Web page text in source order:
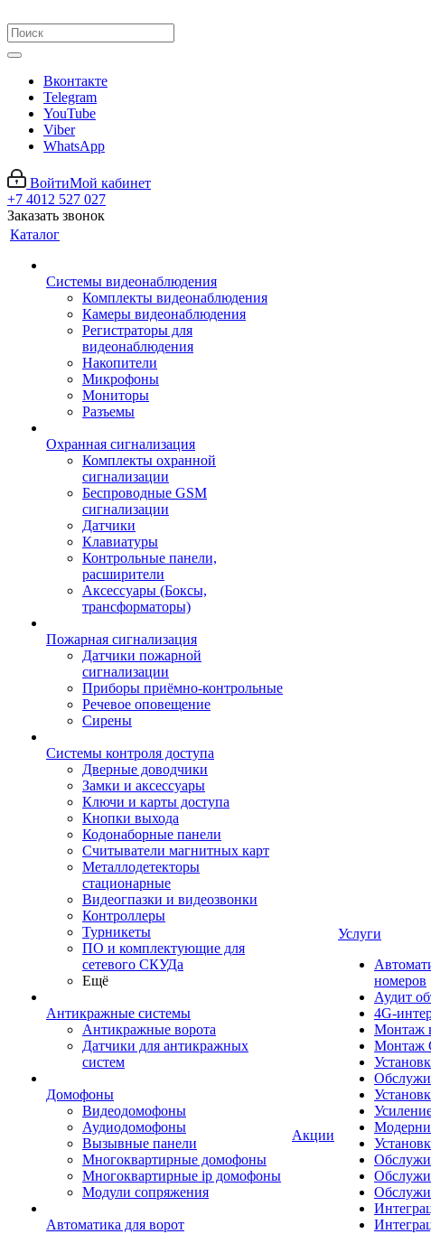
Вконтакте
Telegram
YouTube
Viber
WhatsApp
ВойтиМой кабинет
+7 4012 527 027
Заказать звонок
Каталог
Системы видеонаблюдения
Комплекты видеонаблюдения
Камеры видеонаблюдения
Регистраторы для
видеонаблюдения
Накопители
Микрофоны
Мониторы
Разъемы
Охранная сигнализация
Комплекты охранной
сигнализации
Беспроводные GSM
сигнализации
Датчики
Клавиатуры
Контрольные панели,
расширители
Аксессуары (Боксы,
трансформаторы)
Пожарная сигнализация
Датчики пожарной
сигнализации
Приборы приёмно-контрольные
Речевое оповещение
Сирены
Системы контроля доступа
Дверные доводчики
Замки и аксессуары
Ключи и карты доступа
Кнопки выхода
Кодонаборные панели
Считыватели магнитных карт
Металлодетекторы
стационарные
Видеогпазки и видеозвонки
Контроллеры
Турникеты
ПО и комплектующие для
сетевого СКУДа
Ещё
Антикражные системы
Антикражные ворота
Датчики для антикражных
систем
Домофоны
Видеодомофоны
Аудиодомофоны
Вызывные панели
Многоквартирные домофоны
Многоквартирные ip домофоны
Модули сопряжения
Автоматика для ворот
Акции
Услуги
номеров
Аудит
4G-
Монтаж
Монтаж